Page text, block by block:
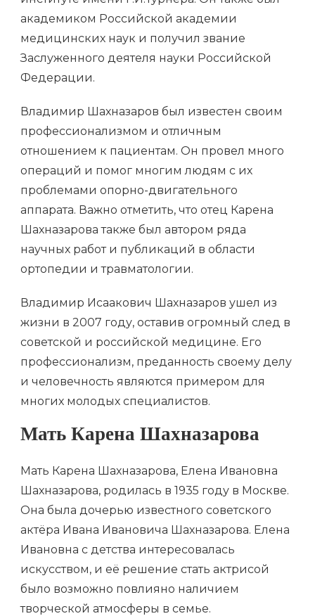
академиком Российской академии
медицинских наук и получил звание
Заслуженного деятеля науки Российской
Федерации.
Владимир Шахназаров был известен своим
профессионализмом и отличным
отношением к пациентам. Он провел много
операций и помог многим людям с их
проблемами опорно-двигательного
аппарата. Важно отметить, что отец Карена
Шахназарова также был автором ряда
научных работ и публикаций в области
ортопедии и травматологии.
Владимир Исаакович Шахназаров ушел из
жизни в 2007 году, оставив огромный след в
советской и российской медицине. Его
профессионализм, преданность своему делу
и человечность являются примером для
многих молодых специалистов.
Мать Карена Шахназарова
Мать Карена Шахназарова, Елена Ивановна
Шахназарова, родилась в 1935 году в Москве.
Она была дочерью известного советского
актёра Ивана Ивановича Шахназарова. Елена
Ивановна с детства интересовалась
искусством, и её решение стать актрисой
было возможно повлияно наличием
творческой атмосферы в семье.